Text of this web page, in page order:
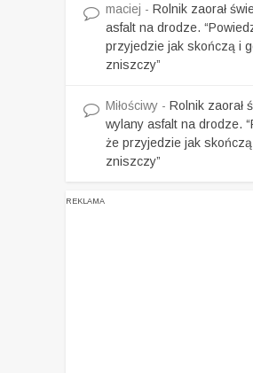
maciej - Rolnik zaorał
asfalt na drodze.
przyjedzie jak skończą i
zniszczy”
Miłościwy - Rolnik zaorał
wylany asfalt na drodze.
że przyjedzie jak
zniszczy”
REKLAMA